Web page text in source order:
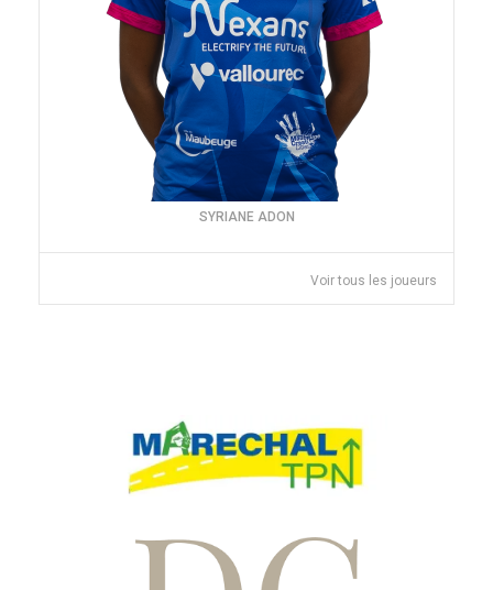
SYRIANE ADON
Voir tous les joueurs